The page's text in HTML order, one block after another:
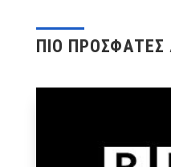
ΠΙΟ ΠΡΟΣΦΑΤΕΣ